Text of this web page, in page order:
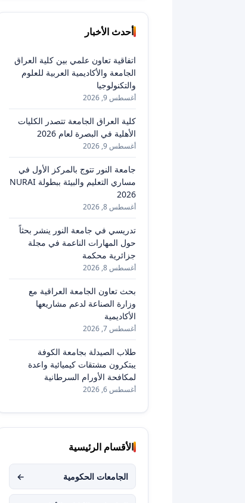
أحدث الأخبار
اتفاقية تعاون علمي بين كلية العراق
الجامعة والأكاديمية العربية للعلوم
والتكنولوجيا
أغسطس 9, 2026
كلية العراق الجامعة تتصدر الكليات
الأهلية في البصرة لعام 2026
أغسطس 9, 2026
جامعة النور تتوج بالمركز الأول في
مساري التعليم والبيئة ببطولة NURAI
2026
أغسطس 8, 2026
تدريسي في جامعة النور ينشر بحثاً
حول المهارات الناعمة في مجلة
جزائرية محكمة
أغسطس 8, 2026
بحث تعاون الجامعة العراقية مع
وزارة الصناعة لدعم مشاريعها
الأكاديمية
أغسطس 7, 2026
طلاب الصيدلة بجامعة الكوفة
يبتكرون مشتقات كيميائية واعدة
لمكافحة الأورام السرطانية
أغسطس 6, 2026
الأقسام الرئيسية
الجامعات الحكومية ←